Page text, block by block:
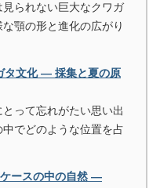
られない巨大なクワガ
顎の形と進化の広がり
タ文化 ― 採集と夏の原
って忘れがたい思い出
でどのような位置を占
ースの中の自然 ―